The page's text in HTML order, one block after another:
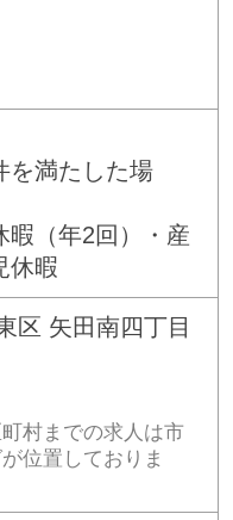
満たした場
（年2回）・産
休暇
区 矢田南四丁目
村までの求人は市
位置しておりま